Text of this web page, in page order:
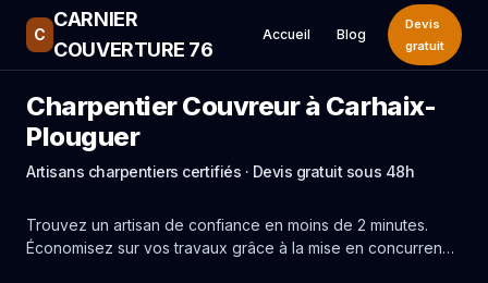
C
CARNIER
COUVERTURE 76
Accueil Blog
Devis
gratuit
Charpentier Couvreur à Carhaix-
Plouguer
Artisans charpentiers certifiés · Devis gratuit sous 48h
Trouvez un artisan de confiance en moins de 2 minutes.
Économisez sur vos travaux grâce à la mise en concurrence